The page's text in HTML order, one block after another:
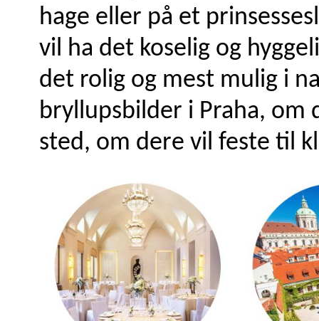
hage eller på et
vil ha det koselig og
det rolig og mest mulig i
bryllupsbilder i Praha, om
sted, om dere vil feste til